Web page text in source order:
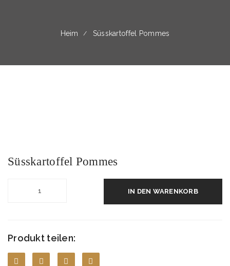
Heim Süsskartoffel Pommes
Süsskartoffel Pommes
IN DEN WARENKORB
Produkt teilen: